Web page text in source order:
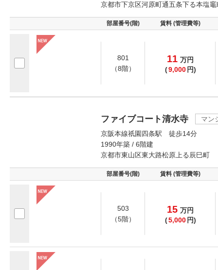
京都市下京区河原町通五条下る本塩竈
部屋番号(階) 賃料 (管理費等)
801
（8階）
11 万円
(9,000 円)
ファイブコート清水寺
マン
京阪本線祇園四条駅 徒歩14分
1990年築 / 6階建
京都市東山区東大路松原上る辰巳町
部屋番号(階) 賃料 (管理費等)
503
（5階）
15 万円
(5,000 円)